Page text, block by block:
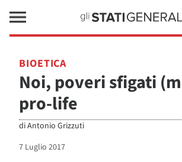
BIOETICA
Noi, poveri sfigati
pro-life
diAntonio Grizzuti
7 Luglio 2017